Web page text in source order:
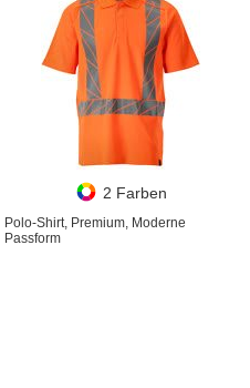
2 Farben
Polo-Shirt, Premium, Moderne
Passform